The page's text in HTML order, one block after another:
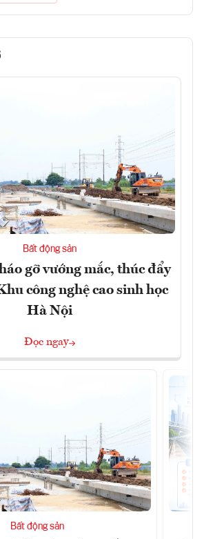
Bất động sản
gỡ vướng mắc, thúc đẩy
công nghệ cao sinh học
Hà Nội
Đọc ngay
Bất động sản